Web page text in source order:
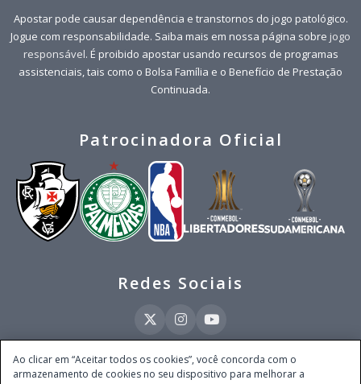
Apostar pode causar dependência e transtornos do jogo patológico.
Jogue com responsabilidade. Saiba mais em nossa página sobre jogo
responsável. É proibido apostar usando recursos de programas
assistenciais, tais como o Bolsa Família e o Benefício de Prestação
Continuada.
Patrocinadora Oficial
Redes Sociais
Este site é operado pela Ventmear Brasil LTDA (CNPJ 52.868.380/0001-84), com
Ao clicar em “Aceitar todos os cookies”, você concorda com o
armazenamento de cookies no seu dispositivo para melhorar a